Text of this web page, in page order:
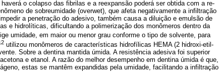
o colapso das fibrilas e a reexpansão poderá ser obtida com a re-
de sobreumidade (overwet), que afeta negativamente a infiltração
a penetração do adesivo, também causa a diluição e emulsão de
e hidrolíticas, dificultando a polimerização dos monômeros dentro da
umidade, em maior ou menor grau conforme o tipo de solvente, para
utilizou monômeros de características hidrofílicas HEMA (2 hidroxi-etil-
Sobre a dentina mantida úmida. A resistência adesiva foi superior
e etanol. A razão do melhor desempenho em dentina úmida é que,
estas se mantêm expandidas pela umidade, facilitando a infiltração